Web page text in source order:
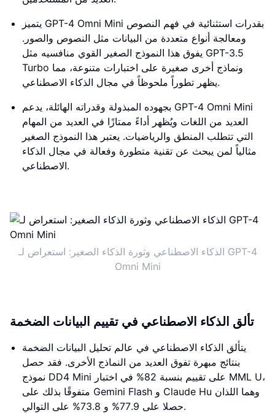
يتميز GPT-4 Omni Mini بقدرات استثنائية في فهم النصوص
ومعالجة أنواع متعددة من البيانات مثل النصوص والصور.
يفوق هذا النموذج الصغير القوي منافسيه مثل GPT-3.5
Turbo ونماذج أخرى صغيرة على اختبارات متنوعة، مما
يظهر تطوراً ملحوظاً في مجال الذكاء الاصطناعي.
بجهوده المبذولة وقدراته الهائلة، يدعم GPT-4 Omni Mini
العديد من اللغات ويُظهر أداءً ممتازًا في العديد من المهام
التي تتطلب المنطق والرياضيات. يعتبر هذا النموذج الصغير
مثالياً لمن يبحث عن تقنية متطورة وفعالة في مجال الذكاء
الاصطناعي.
الذكاء الاصطناعي وثورة الذكاء الصغير: استعراض لـ GPT-4
Omni Mini
تألق الذكاء الاصطناعي في تقييم البيانات الضخمة
يتألق الذكاء الاصطناعي في عالم تحليل البيانات الضخمة
بنتائج مبهرة تفوق العديد من النماذج الأخرى. فقد حصل
نموذج DD4 Mini على تقييم بنسبة 82% في اختبار MML U،
متفوقًا بذلك على Gemini Flash و Claude Hu وهما اللذان
حصلا على 77.9% و 73.8% على التوالي.